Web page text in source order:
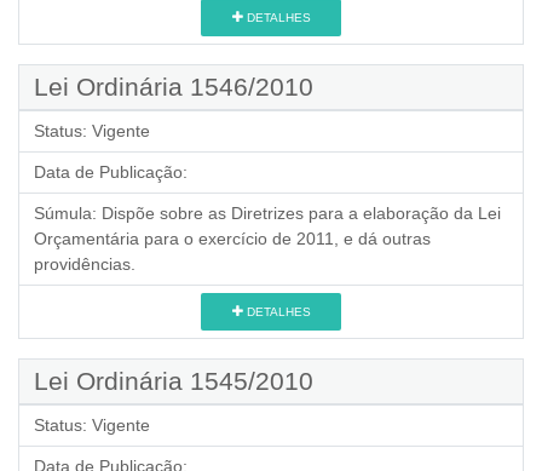
DETALHES
Lei Ordinária 1546/2010
Status: Vigente
Data de Publicação:
Súmula: Dispõe sobre as Diretrizes para a elaboração da Lei
Orçamentária para o exercício de 2011, e dá outras
providências.
DETALHES
Lei Ordinária 1545/2010
Status: Vigente
Data de Publicação: